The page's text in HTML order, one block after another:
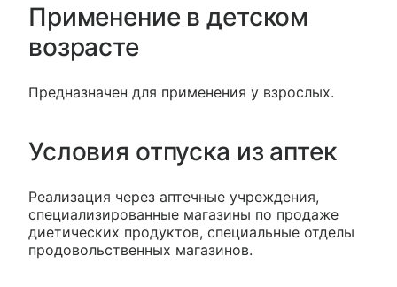
Применение в детском
возрасте
Предназначен для применения у взрослых.
Условия отпуска из аптек
Реализация через аптечные учреждения,
специализированные магазины по продаже
диетических продуктов, специальные отделы
продовольственных магазинов.